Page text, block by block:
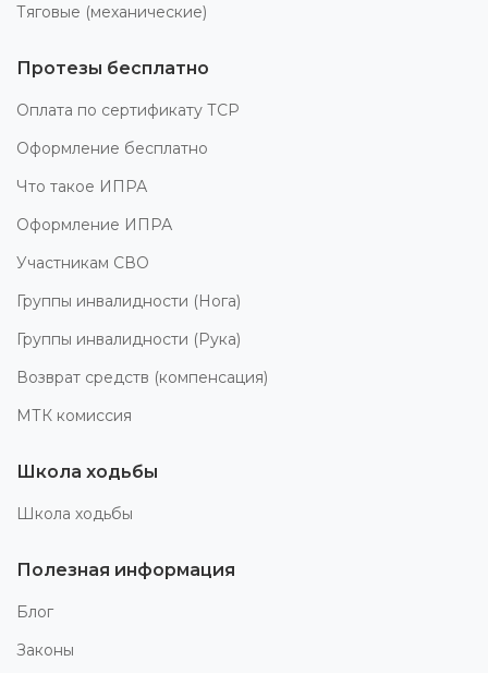
Тяговые (механические)
Протезы бесплатно
Оплата по сертификату ТСР
Оформление бесплатно
Что такое ИПРА
Оформление ИПРА
Участникам СВО
Группы инвалидности (Нога)
Группы инвалидности (Рука)
Возврат средств (компенсация)
МТК комиссия
Школа ходьбы
Школа ходьбы
Полезная информация
Блог
Законы